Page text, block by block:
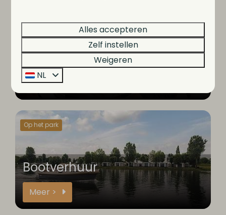
Brasserie de Gouden Klomp
Meer >
Op het park
Bootverhuur
Meer >
Alles accepteren
Zelf instellen
Weigeren
NL